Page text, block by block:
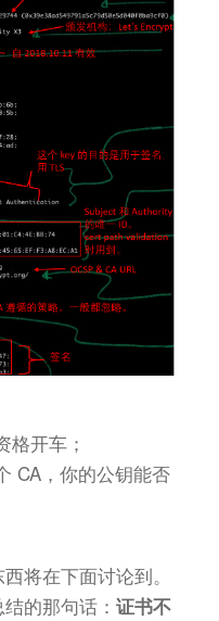
格开车；
CA，你的公钥能否
将在下面讨论到。
的那句话： 证书不